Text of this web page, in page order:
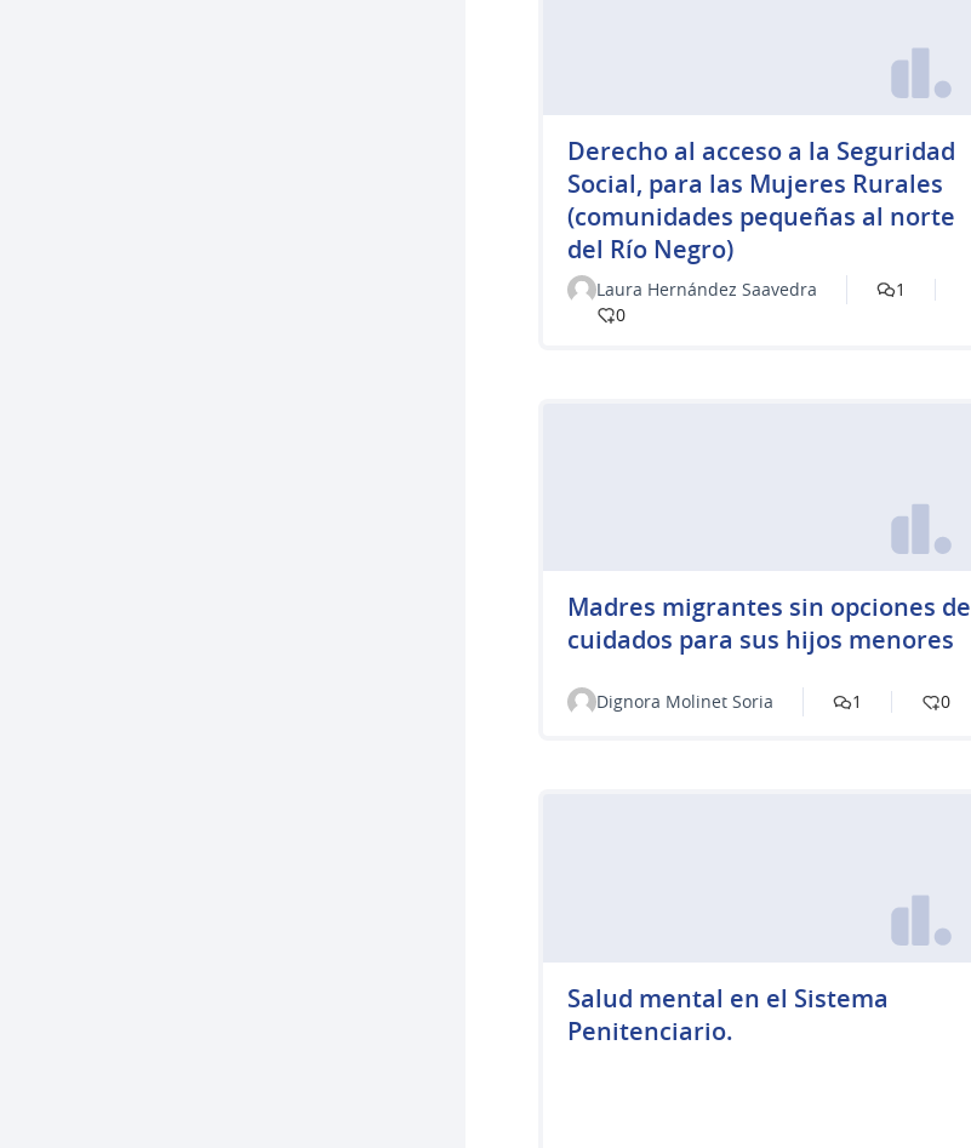
Derecho al acceso a la Seguridad
Social, para las Mujeres Rurales
(comunidades pequeñas al norte
del Río Negro)
Laura Hernández Saavedra
1
0
Madres migrantes sin opciones de
cuidados para sus hijos menores
Dignora Molinet Soria 1 0
Salud mental en el Sistema
Penitenciario.